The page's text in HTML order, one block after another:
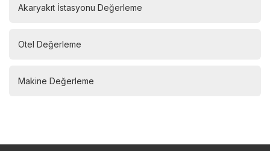
Akaryakıt İstasyonu Değerleme
Otel Değerleme
Makine Değerleme